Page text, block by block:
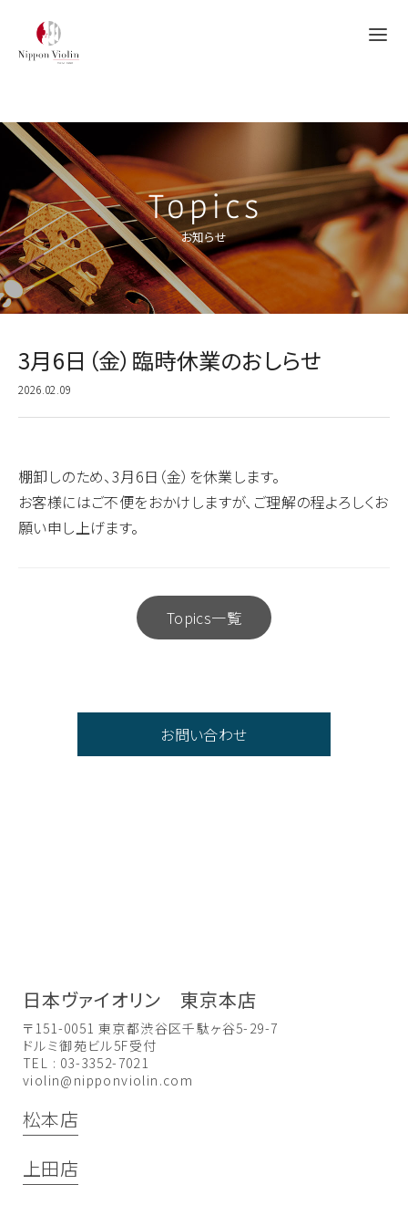
Topics
お知らせ
3月6日（金）臨時休業のおしらせ
2026.02.09
棚卸しのため、3月6日（金）を休業します。
お客様にはご不便をおかけしますが、ご理解の程よろしくお
願い申し上げます。
Topics一覧
お問い合わせ
日本ヴァイオリン 東京本店
〒151-0051 東京都渋谷区千駄ヶ谷5-29-7
ドルミ御苑ビル5F受付
TEL : 03-3352-7021
violin@nipponviolin.com
松本店
上田店